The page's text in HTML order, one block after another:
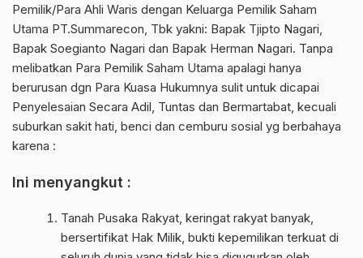
Pemilik/Para Ahli Waris dengan Keluarga Pemilik Saham
Utama PT.Summarecon, Tbk yakni: Bapak Tjipto Nagari,
Bapak Soegianto Nagari dan Bapak Herman Nagari. Tanpa
melibatkan Para Pemilik Saham Utama apalagi hanya
berurusan dgn Para Kuasa Hukumnya sulit untuk dicapai
Penyelesaian Secara Adil, Tuntas dan Bermartabat, kecuali
suburkan sakit hati, benci dan cemburu sosial yg berbahaya
karena :
Ini menyangkut :
Tanah Pusaka Rakyat, keringat rakyat banyak,
bersertifikat Hak Milik, bukti kepemilikan terkuat di